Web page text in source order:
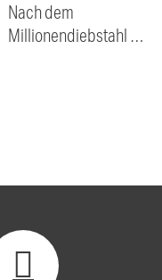
Nach dem
Millionendiebstahl …